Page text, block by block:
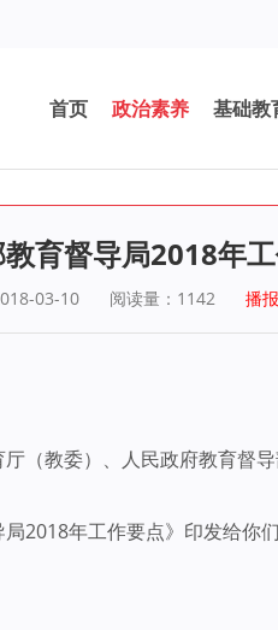
首页 政治素养 基础教
育督导局2018年
03-10 阅读量： 1142 播报
（教委）、人民政府教育督
2018年工作要点》印发给你